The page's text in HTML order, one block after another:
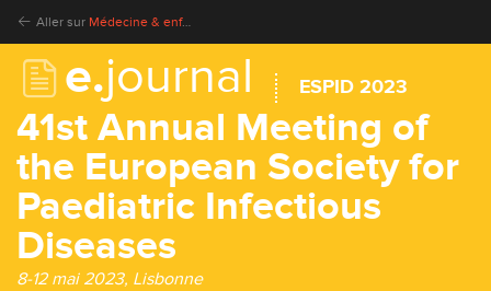
Aller sur Médecine & enfance
e.journal ESPID 2023
41st Annual Meeting of
the European Society for
Paediatric Infectious
Diseases
8-12 mai 2023, Lisbonne